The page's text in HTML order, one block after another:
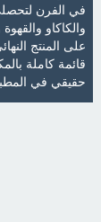
في الفرن
والكاكاو
على المنتج
قائمة كاملة
حقيقي في